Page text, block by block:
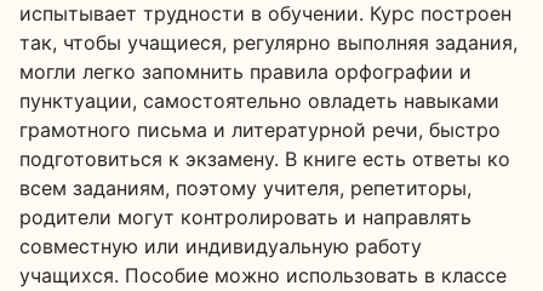
испытывает трудности в обучении. Курс построен
так, чтобы учащиеся, регулярно выполняя задания,
могли легко запомнить правила орфографии и
пунктуации, самостоятельно овладеть навыками
грамотного письма и литературной речи, быстро
подготовиться к экзамену. В книге есть ответы ко
всем заданиям, поэтому учителя, репетиторы,
родители могут контролировать и направлять
совместную или индивидуальную работу
учащихся. Пособие можно использовать в классе